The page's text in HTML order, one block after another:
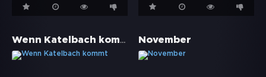
Wenn Katelbach kommt November